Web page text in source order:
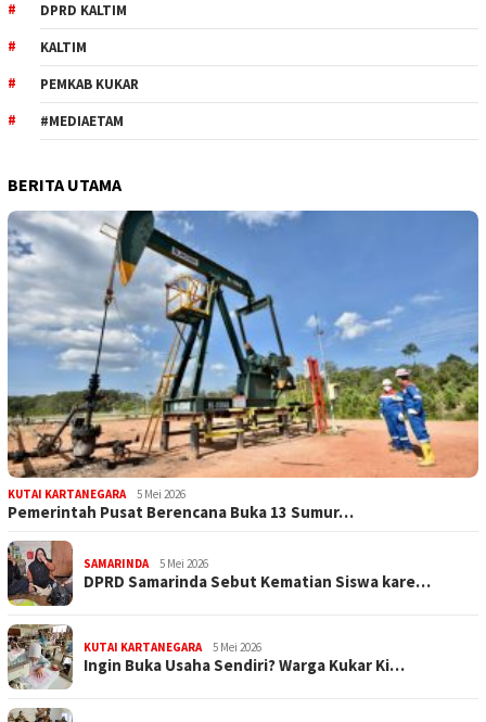
DPRD KALTIM
KALTIM
PEMKAB KUKAR
#MEDIAETAM
BERITA UTAMA
KUTAI KARTANEGARA 5 Mei 2026
Pemerintah Pusat Berencana Buka 13 Sumur…
SAMARINDA 5 Mei 2026
DPRD Samarinda Sebut Kematian Siswa kare…
KUTAI KARTANEGARA 5 Mei 2026
Ingin Buka Usaha Sendiri? Warga Kukar Ki…